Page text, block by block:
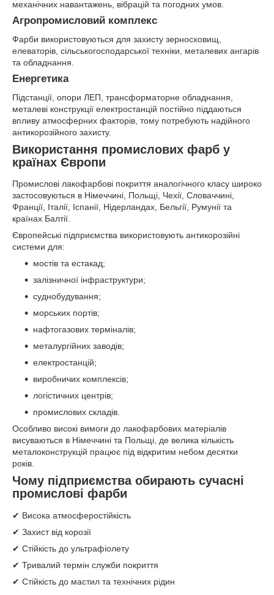
механічних навантажень, вібрацій та погодних умов.
Агропромисловий комплекс
Фарби використовуються для захисту зерносховищ,
елеваторів, сільськогосподарської техніки, металевих ангарів
та обладнання.
Енергетика
Підстанції, опори ЛЕП, трансформаторне обладнання,
металеві конструкції електростанцій постійно піддаються
впливу атмосферних факторів, тому потребують надійного
антикорозійного захисту.
Використання промислових фарб у
країнах Європи
Промислові лакофарбові покриття аналогічного класу широко
застосовуються в Німеччині, Польщі, Чехії, Словаччині,
Франції, Італії, Іспанії, Нідерландах, Бельгії, Румунії та
країнах Балтії.
Європейські підприємства використовують антикорозійні
системи для:
мостів та естакад;
залізничної інфраструктури;
суднобудування;
морських портів;
нафтогазових терміналів;
металургійних заводів;
електростанцій;
виробничих комплексів;
логістичних центрів;
промислових складів.
Особливо високі вимоги до лакофарбових матеріалів
висуваються в Німеччині та Польщі, де велика кількість
металоконструкцій працює під відкритим небом десятки
років.
Чому підприємства обирають сучасні
промислові фарби
✔ Висока атмосферостійкість
✔ Захист від корозії
✔ Стійкість до ультрафіолету
✔ Тривалий термін служби покриття
✔ Стійкість до мастил та технічних рідин